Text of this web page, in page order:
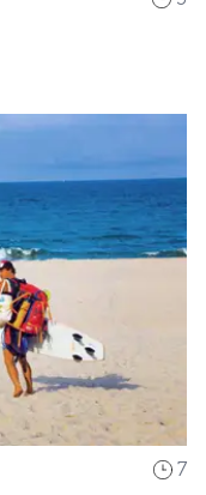
7